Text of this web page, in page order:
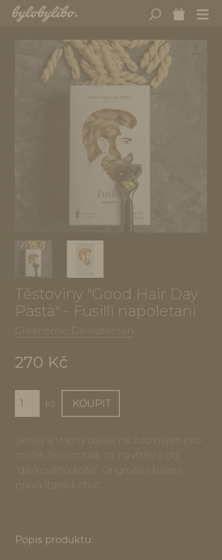
Těstoviny "Good Hair Day
Pasta" - Fusilli napoletani
Greenomic Delikatessen
270 Kč
ks KOUPIT
Skvělý a vtipný dárek na zub nejen pro
muže. Jenom tak, na návštěvu, do
"dárkového koše". Originální balení,
pravá italská chuť.
Popis produktu: